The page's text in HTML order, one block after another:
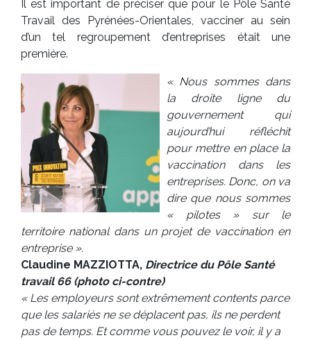
Il est important de préciser que pour le Pôle Santé
Travail des Pyrénées-Orientales, vacciner au sein
d’un tel regroupement d’entreprises était une
première.
« Nous sommes dans
la droite ligne du
gouvernement qui
aujourd’hui réfléchit
pour mettre en place la
vaccination dans les
entreprises. Donc, on va
dire que nous sommes
« pilotes » sur le
territoire national dans un projet de vaccination en
entreprise ».
Claudine MAZZIOTTA, Directrice du Pôle Santé
travail 66 (photo ci-contre)
« Les employeurs sont extrêmement contents parce
que les salariés ne se déplacent pas, ils ne perdent
pas de temps. Et comme vous pouvez le voir, il y a